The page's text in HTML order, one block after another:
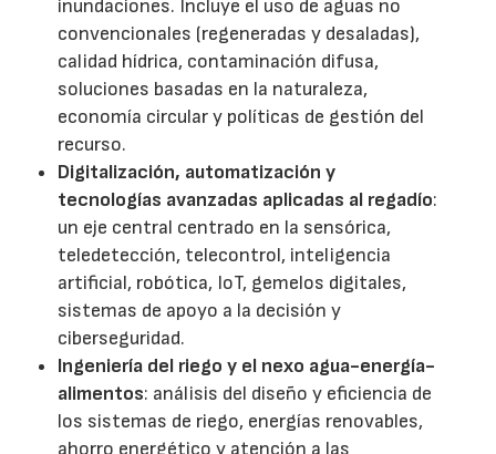
inundaciones. Incluye el uso de aguas no
convencionales (regeneradas y desaladas),
calidad hídrica, contaminación difusa,
soluciones basadas en la naturaleza,
economía circular y políticas de gestión del
recurso.
Digitalización, automatización y
tecnologías avanzadas aplicadas al regadío:
un eje central centrado en la sensórica,
teledetección, telecontrol, inteligencia
artificial, robótica, IoT, gemelos digitales,
sistemas de apoyo a la decisión y
ciberseguridad.
Ingeniería del riego y el nexo agua-energía-
alimentos: análisis del diseño y eficiencia de
los sistemas de riego, energías renovables,
ahorro energético y atención a las